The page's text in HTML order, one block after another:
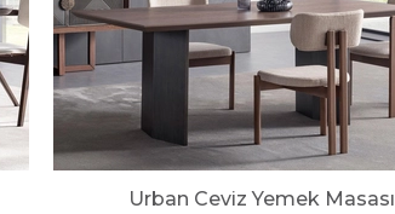
Urban Ceviz Yemek Masası